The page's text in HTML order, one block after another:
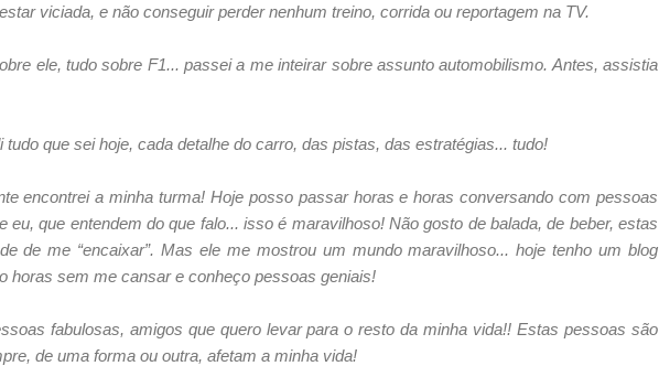
viciada, e não conseguir perder nenhum treino, corrida ou reportagem na TV.
ele, tudo sobre F1... passei a me inteirar sobre assunto automobilismo. Antes, assistia
tudo que sei hoje, cada detalhe do carro, das pistas, das estratégias... tudo!
encontrei a minha turma! Hoje posso passar horas e horas conversando com pessoas
eu, que entendem do que falo... isso é maravilhoso! Não gosto de balada, de beber, estas
de me “encaixar”. Mas ele me mostrou um mundo maravilhoso... hoje tenho um blog
horas sem me cansar e conheço pessoas geniais!
fabulosas, amigos que quero levar para o resto da minha vida!! Estas pessoas são
de uma forma ou outra, afetam a minha vida!